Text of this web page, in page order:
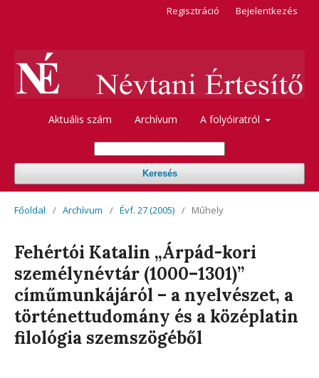
Aktuális szám Archívum A folyóiratról
Keresés
Regisztráció Bejelentkezés
Főoldal / Archívum / Évf. 27 (2005) / Műhely
Fehértói Katalin „Árpád-kori
személynévtár (1000–1301)”
címűmunkájáról – a nyelvészet, a
történettudomány és a középlatin
filológia szemszögéből